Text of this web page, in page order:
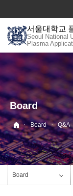
로
메
뉴
서울대학교
Seoul National
Plasma
Board
· Board · Q&A
Board